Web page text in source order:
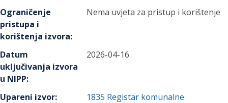
Ograničenje
pristupa i
korištenja izvora:
Nema uvjeta za pristup i korištenje
Datum
uključivanja izvora
u NIPP:
2026-04-16
Upareni izvor: 1835 Registar komunalne